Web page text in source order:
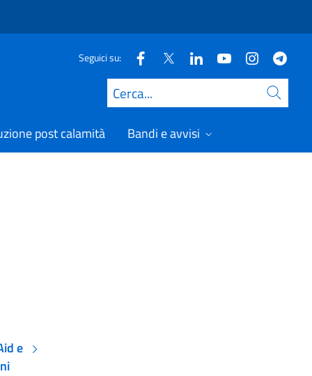
Seguici su:
Cerca
post calamità Bandi e avvisi
e